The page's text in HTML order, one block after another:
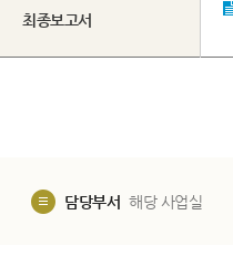
최종보고서
담당부서 해당 사업실